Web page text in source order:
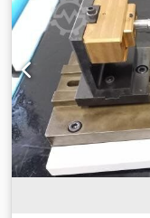
Gewicht: 1,1 kg